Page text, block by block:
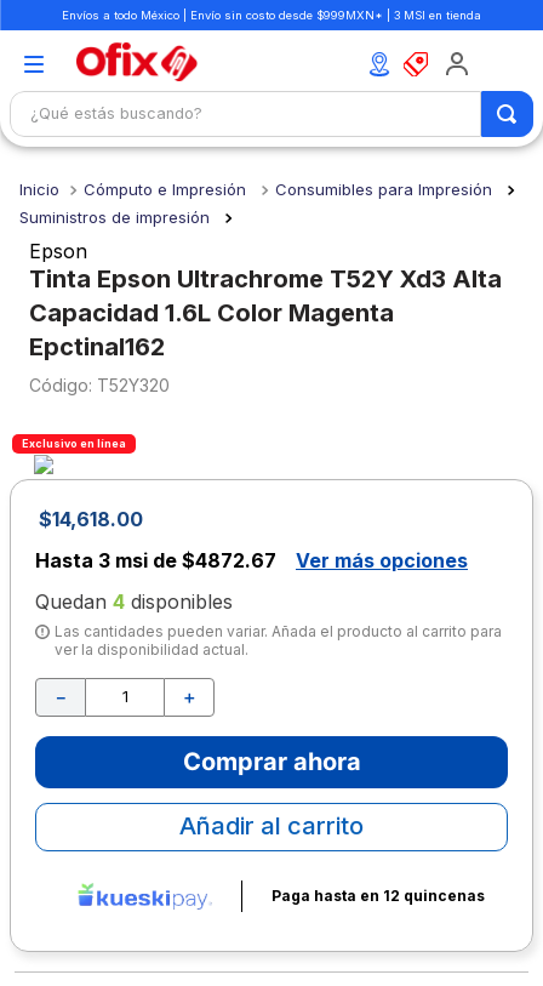
Envíos a todo México | Envío sin costo desde $999MXN* | 3 MSI en tienda
¿Qué estás buscando?
Cómputo e Impresión
Consumibles para Impresión
Suministros de impresión
Epson
Tinta Epson Ultrachrome T52Y Xd3 Alta
Capacidad 1.6L Color Magenta
Epctinal162
: T52Y320
Exclusivo en línea
$14,618.00
Hasta 3 msi de $4872.67
Ver más opciones
Quedan 4 disponibles
Las cantidades pueden variar. Añada el producto al carrito para
ver la disponibilidad actual.
＋
－
Comprar ahora
Añadir al carrito
Paga hasta en 12 quincenas
1.
mochilas
2
3
cuaderno
4.
cuadernos
7.
escritorio